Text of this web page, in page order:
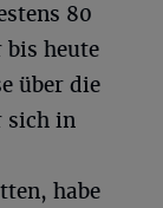
80
bis heute
über die
sich in
habe